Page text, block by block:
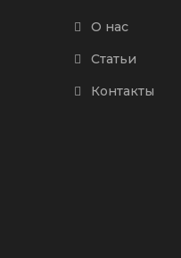
О нас
Статьи
Контакты